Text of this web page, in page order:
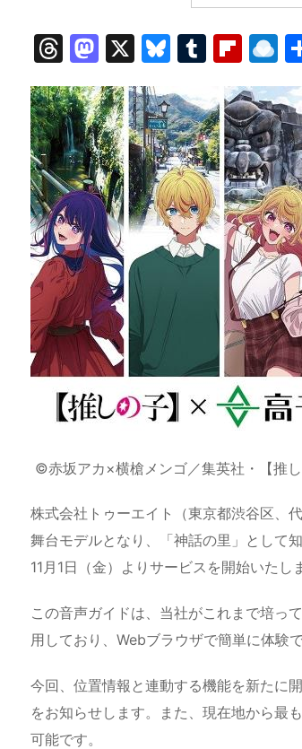
T
hr
e
a
d
s
M
a
st
o
d
o
n
X
Bl
e
s
k
y
T
m
bl
r
Fl
ip
b
o
ar
d
R
ai
n
o
io
©赤坂アカ×横槍メンゴ／集英社・【推
株式会社トゥーエイト（東京都渋谷区、
舞台モデルとなり、「神話の里」として
11月1日（金）よりサービスを開始いたし
この音声ガイドは、当社がこれまで培っ
用しており、Webブラウザで簡単に体験
今回、位置情報と連動する機能を新たに
をお知らせします。また、現在地から最
可能です。